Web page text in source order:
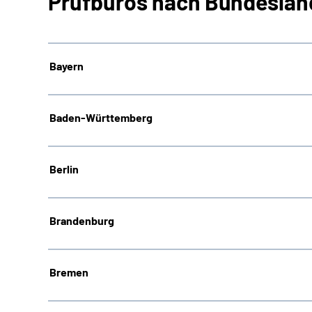
Bayern
Baden-Württemberg
Berlin
Brandenburg
Bremen